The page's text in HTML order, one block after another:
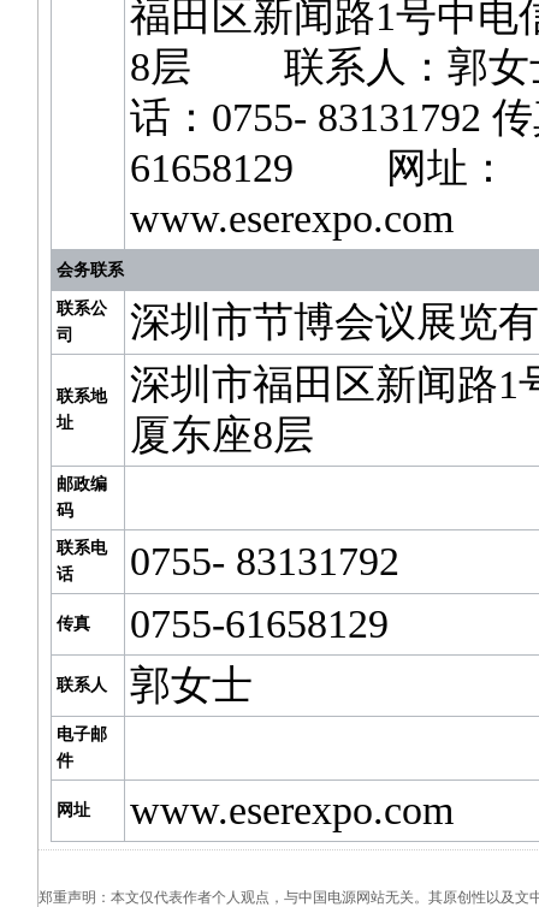
福田区新闻路1号中电
8层 联系人：郭
话：0755- 83131792
61658129 网址：
www.eserexpo.com
会务联系
联系公
司
深圳市节博会议展览
联系地
址
深圳市福田区新闻路1
厦东座8层
邮政编
码
联系电
话
0755- 83131792
传真 0755-61658129
联系人 郭女士
电子邮
件
网址 www.eserexpo.com
郑重声明：本文仅代表作者个人观点，与中国电源网站无关。其原创性以及文